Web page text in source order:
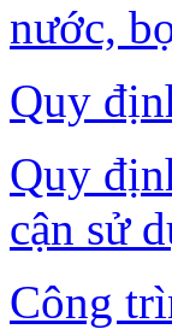
nước,
Quy
Quy
cận sử
Công